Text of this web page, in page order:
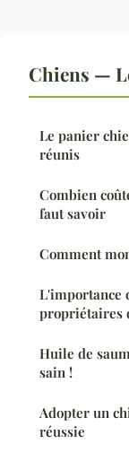
Chiens —
Le panier
réunis
Combien
faut savoir
Comment
L'importance
propriétaires
Huile de
sain !
Adopter un
réussie